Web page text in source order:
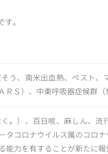
。
う、南米出血熱、ペスト
ＲＳ）、中東呼吸器症候群
。）、百日咳、麻しん、流
タコロナウイルス属のコロ
能力を有することが新たに